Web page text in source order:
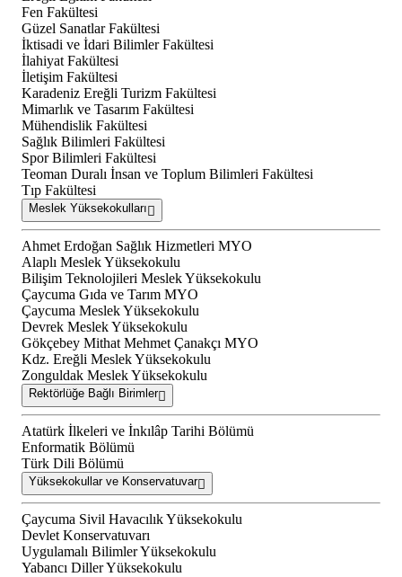
Fen Fakültesi
Güzel Sanatlar Fakültesi
İktisadi ve İdari Bilimler Fakültesi
İlahiyat Fakültesi
İletişim Fakültesi
Karadeniz Ereğli Turizm Fakültesi
Mimarlık ve Tasarım Fakültesi
Mühendislik Fakültesi
Sağlık Bilimleri Fakültesi
Spor Bilimleri Fakültesi
Teoman Duralı İnsan ve Toplum Bilimleri Fakültesi
Tıp Fakültesi
Meslek Yüksekokulları
Ahmet Erdoğan Sağlık Hizmetleri MYO
Alaplı Meslek Yüksekokulu
Bilişim Teknolojileri Meslek Yüksekokulu
Çaycuma Gıda ve Tarım MYO
Çaycuma Meslek Yüksekokulu
Devrek Meslek Yüksekokulu
Gökçebey Mithat Mehmet Çanakçı MYO
Kdz. Ereğli Meslek Yüksekokulu
Zonguldak Meslek Yüksekokulu
Rektörlüğe Bağlı Birimler
Atatürk İlkeleri ve İnkılâp Tarihi Bölümü
Enformatik Bölümü
Türk Dili Bölümü
Yüksekokullar ve Konservatuvar
Çaycuma Sivil Havacılık Yüksekokulu
Devlet Konservatuvarı
Uygulamalı Bilimler Yüksekokulu
Yabancı Diller Yüksekokulu